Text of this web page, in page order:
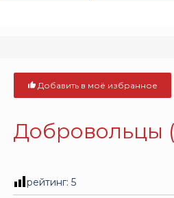
Добавить в моё избранное
Добровольцы
рейтинг:5